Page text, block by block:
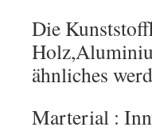
Die
ähnliches
Marterial :